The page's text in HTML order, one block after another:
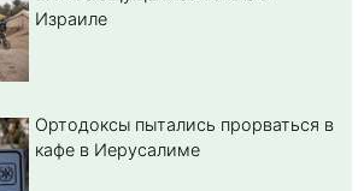
Израиле
Ортодоксы пытались прорваться в
кафе в Иерусалиме